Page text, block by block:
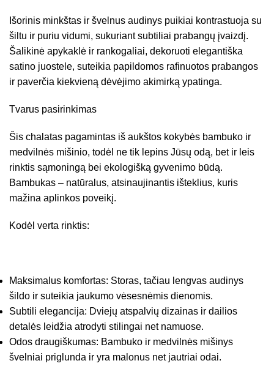
Išorinis minkštas ir švelnus audinys puikiai kontrastuoja su
šiltu ir puriu vidumi, sukuriant subtiliai prabangų įvaizdį.
Šalikinė apykaklė ir rankogaliai, dekoruoti elegantiška
satino juostele, suteikia papildomos rafinuotos prabangos
ir paverčia kiekvieną dėvėjimo akimirką ypatinga.
Tvarus pasirinkimas
Šis chalatas pagamintas iš aukštos kokybės bambuko ir
medvilnės mišinio, todėl ne tik lepins Jūsų odą, bet ir leis
rinktis sąmoningą bei ekologišką gyvenimo būdą.
Bambukas – natūralus, atsinaujinantis išteklius, kuris
mažina aplinkos poveikį.
Kodėl verta rinktis:
Maksimalus komfortas: Storas, tačiau lengvas audinys
šildo ir suteikia jaukumo vėsesnėmis dienomis.
Subtili elegancija: Dviejų atspalvių dizainas ir dailios
detalės leidžia atrodyti stilingai net namuose.
Odos draugiškumas: Bambuko ir medvilnės mišinys
švelniai priglunda ir yra malonus net jautriai odai.